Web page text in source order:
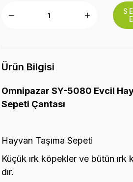
Ürün Bilgisi
Omnipazar SY-5080 Evcil
Sepeti Çantası
Hayvan Taşıma Sepeti
Küçük ırk köpekler ve bütün ırk
dır.